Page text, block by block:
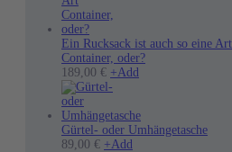
gewählt
werden
Ein Rucksack ist auch so eine Art
Container, oder?
189,00 € +Add
Gürtel- oder Umhängetasche
89,00 € +Add